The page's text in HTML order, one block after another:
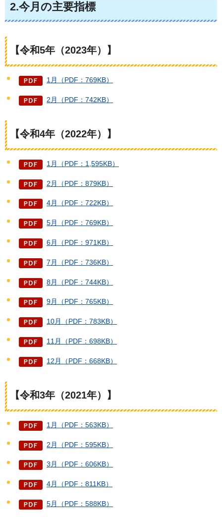
2.今月の主要指標
【令和5年（2023年）】
1月（PDF：769KB）
2月（PDF：742KB）
【令和4年（2022年）】
1月（PDF：1,595KB）
2月（PDF：879KB）
4月（PDF：722KB）
5月（PDF：769KB）
6月（PDF：971KB）
7月（PDF：736KB）
8月（PDF：744KB）
9月（PDF：765KB）
10月（PDF：783KB）
11月（PDF：698KB）
12月（PDF：668KB）
【令和3年（2021年）】
1月（PDF：563KB）
2月（PDF：595KB）
3月（PDF：606KB）
4月（PDF：811KB）
5月（PDF：588KB）